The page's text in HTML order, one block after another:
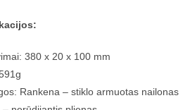
380 x 20 x 100 mm
Rankena – stiklo armuotas nailonas